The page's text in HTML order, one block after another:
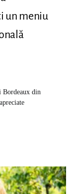
un meniu
Bordeaux din